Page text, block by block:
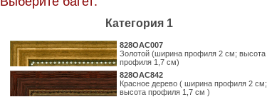
Категория 1
828OAC007
Золотой (ширина профиля 2 см; высота
профиля 1,7 см)
828OAC842
Красное дерево ( ширина профиля 2 см;
высота профиля 1,7 см )